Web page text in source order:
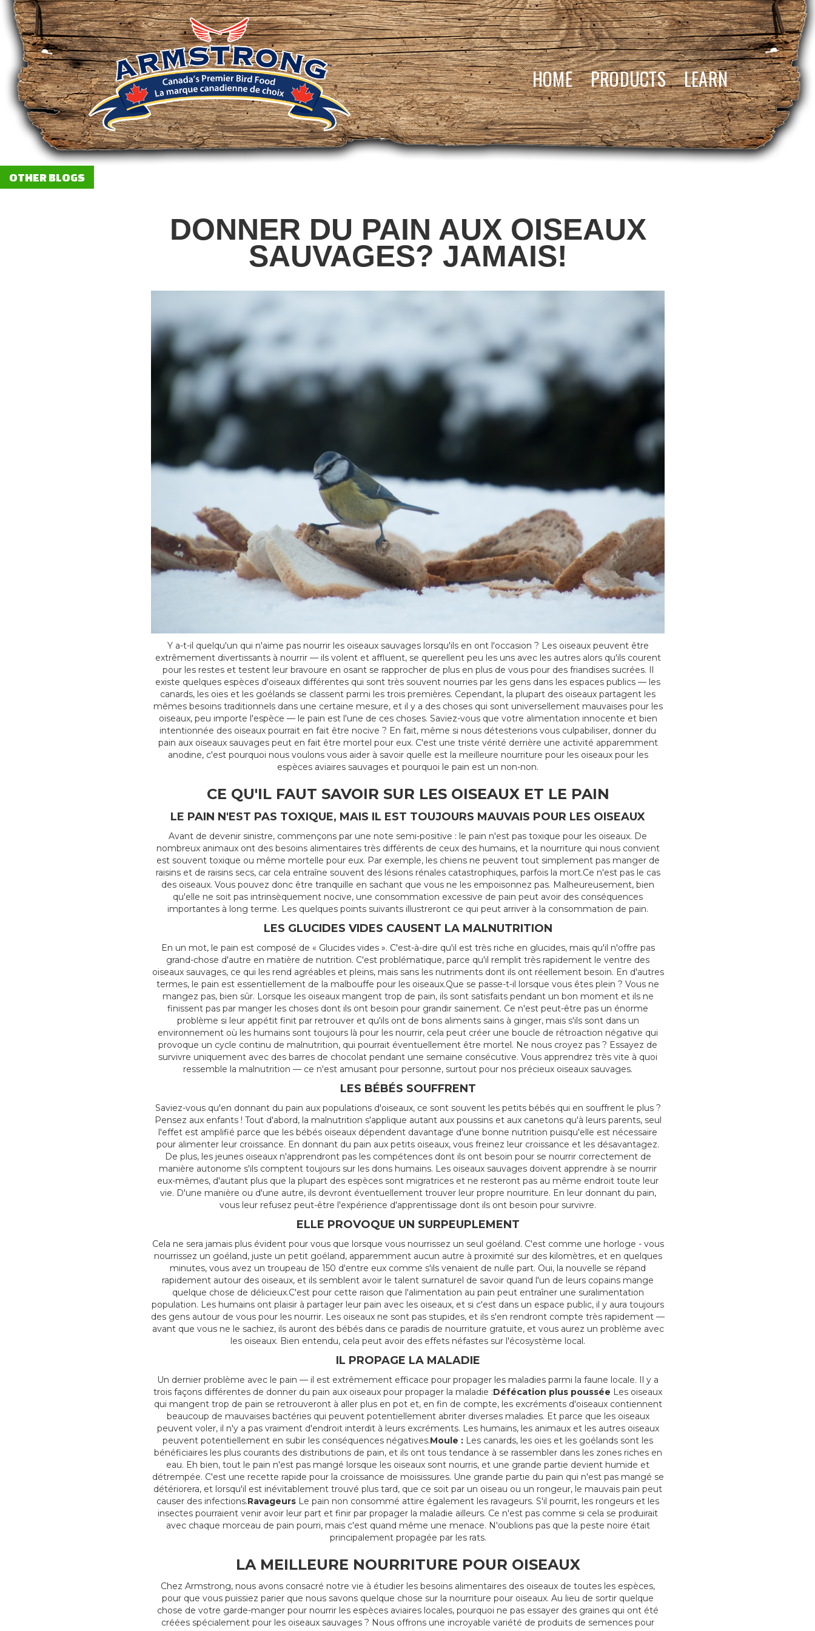
HOME PRODUCTS LEARN
OTHER BLOGS
DONNER DU PAIN AUX OISEAUX
SAUVAGES? JAMAIS!
Y a-t-il quelqu'un qui n'aime pas nourrir les oiseaux sauvages lorsqu'ils en ont l'occasion ? Les oiseaux peuvent être
extrêmement divertissants à nourrir — ils volent et affluent, se querellent peu les uns avec les autres alors qu'ils courent
pour les restes et testent leur bravoure en osant se rapprocher de plus en plus de vous pour des friandises sucrées. Il
existe quelques espèces d'oiseaux différentes qui sont très souvent nourries par les gens dans les espaces publics — les
canards, les oies et les goélands se classent parmi les trois premières. Cependant, la plupart des oiseaux partagent les
mêmes besoins traditionnels dans une certaine mesure, et il y a des choses qui sont universellement mauvaises pour les
oiseaux, peu importe l'espèce — le pain est l'une de ces choses. Saviez-vous que votre alimentation innocente et bien
intentionnée des oiseaux pourrait en fait être nocive ? En fait, même si nous détesterions vous culpabiliser, donner du
pain aux oiseaux sauvages peut en fait être mortel pour eux. C'est une triste vérité derrière une activité apparemment
anodine, c'est pourquoi nous voulons vous aider à savoir quelle est la meilleure nourriture pour les oiseaux pour les
espèces aviaires sauvages et pourquoi le pain est un non-non.
CE QU'IL FAUT SAVOIR SUR LES OISEAUX ET LE PAIN
LE PAIN N'EST PAS TOXIQUE, MAIS IL EST TOUJOURS MAUVAIS POUR LES OISEAUX
Avant de devenir sinistre, commençons par une note semi-positive : le pain n'est pas toxique pour les oiseaux. De
nombreux animaux ont des besoins alimentaires très différents de ceux des humains, et la nourriture qui nous convient
est souvent toxique ou même mortelle pour eux. Par exemple, les chiens ne peuvent tout simplement pas manger de
raisins et de raisins secs, car cela entraîne souvent des lésions rénales catastrophiques, parfois la mort.Ce n'est pas le cas
des oiseaux. Vous pouvez donc être tranquille en sachant que vous ne les empoisonnez pas. Malheureusement, bien
qu'elle ne soit pas intrinsèquement nocive, une consommation excessive de pain peut avoir des conséquences
importantes à long terme. Les quelques points suivants illustreront ce qui peut arriver à la consommation de pain.
LES GLUCIDES VIDES CAUSENT LA MALNUTRITION
En un mot, le pain est composé de « Glucides vides ». C'est-à-dire qu'il est très riche en glucides, mais qu'il n'offre pas
grand-chose d'autre en matière de nutrition. C'est problématique, parce qu'il remplit très rapidement le ventre des
oiseaux sauvages, ce qui les rend agréables et pleins, mais sans les nutriments dont ils ont réellement besoin. En d'autres
termes, le pain est essentiellement de la malbouffe pour les oiseaux.Que se passe-t-il lorsque vous êtes plein ? Vous ne
mangez pas, bien sûr. Lorsque les oiseaux mangent trop de pain, ils sont satisfaits pendant un bon moment et ils ne
finissent pas par manger les choses dont ils ont besoin pour grandir sainement. Ce n'est peut-être pas un énorme
problème si leur appétit finit par retrouver et qu'ils ont de bons aliments sains à ginger, mais s'ils sont dans un
environnement où les humains sont toujours là pour les nourrir, cela peut créer une boucle de rétroaction négative qui
provoque un cycle continu de malnutrition, qui pourrait éventuellement être mortel. Ne nous croyez pas ? Essayez de
survivre uniquement avec des barres de chocolat pendant une semaine consécutive. Vous apprendrez très vite à quoi
ressemble la malnutrition — ce n'est amusant pour personne, surtout pour nos précieux oiseaux sauvages.
LES BÉBÉS SOUFFRENT
Saviez-vous qu'en donnant du pain aux populations d'oiseaux, ce sont souvent les petits bébés qui en souffrent le plus ?
Pensez aux enfants ! Tout d'abord, la malnutrition s'applique autant aux poussins et aux canetons qu'à leurs parents, seul
l'effet est amplifié parce que les bébés oiseaux dépendent davantage d'une bonne nutrition puisqu'elle est nécessaire
pour alimenter leur croissance. En donnant du pain aux petits oiseaux, vous freinez leur croissance et les désavantagez.
De plus, les jeunes oiseaux n'apprendront pas les compétences dont ils ont besoin pour se nourrir correctement de
manière autonome s'ils comptent toujours sur les dons humains. Les oiseaux sauvages doivent apprendre à se nourrir
eux-mêmes, d'autant plus que la plupart des espèces sont migratrices et ne resteront pas au même endroit toute leur
vie. D'une manière ou d'une autre, ils devront éventuellement trouver leur propre nourriture. En leur donnant du pain,
vous leur refusez peut-être l'expérience d'apprentissage dont ils ont besoin pour survivre.
ELLE PROVOQUE UN SURPEUPLEMENT
Cela ne sera jamais plus évident pour vous que lorsque vous nourrissez un seul goéland. C'est comme une horloge - vous
nourrissez un goéland, juste un petit goéland, apparemment aucun autre à proximité sur des kilomètres, et en quelques
minutes, vous avez un troupeau de 150 d'entre eux comme s'ils venaient de nulle part. Oui, la nouvelle se répand
rapidement autour des oiseaux, et ils semblent avoir le talent surnaturel de savoir quand l'un de leurs copains mange
quelque chose de délicieux.C'est pour cette raison que l'alimentation au pain peut entraîner une suralimentation
population. Les humains ont plaisir à partager leur pain avec les oiseaux, et si c'est dans un espace public, il y aura toujours
des gens autour de vous pour les nourrir. Les oiseaux ne sont pas stupides, et ils s'en rendront compte très rapidement —
avant que vous ne le sachiez, ils auront des bébés dans ce paradis de nourriture gratuite, et vous aurez un problème avec
les oiseaux. Bien entendu, cela peut avoir des effets néfastes sur l'écosystème local.
IL PROPAGE LA MALADIE
Un dernier problème avec le pain — il est extrêmement efficace pour propager les maladies parmi la faune locale. Il y a
trois façons différentes de donner du pain aux oiseaux pour propager la maladie :Défécation plus poussée Les oiseaux
qui mangent trop de pain se retrouveront à aller plus en pot et, en fin de compte, les excréments d'oiseaux contiennent
beaucoup de mauvaises bactéries qui peuvent potentiellement abriter diverses maladies. Et parce que les oiseaux
peuvent voler, il n'y a pas vraiment d'endroit interdit à leurs excréments. Les humains, les animaux et les autres oiseaux
peuvent potentiellement en subir les conséquences négatives.Moule : Les canards, les oies et les goélands sont les
bénéficiaires les plus courants des distributions de pain, et ils ont tous tendance à se rassembler dans les zones riches en
eau. Eh bien, tout le pain n'est pas mangé lorsque les oiseaux sont nourris, et une grande partie devient humide et
détrempée. C'est une recette rapide pour la croissance de moisissures. Une grande partie du pain qui n'est pas mangé se
détériorera, et lorsqu'il est inévitablement trouvé plus tard, que ce soit par un oiseau ou un rongeur, le mauvais pain peut
causer des infections.Ravageurs Le pain non consommé attire également les ravageurs. S'il pourrit, les rongeurs et les
insectes pourraient venir avoir leur part et finir par propager la maladie ailleurs. Ce n'est pas comme si cela se produirait
avec chaque morceau de pain pourri, mais c'est quand même une menace. N'oublions pas que la peste noire était
principalement propagée par les rats.
LA MEILLEURE NOURRITURE POUR OISEAUX
Chez Armstrong, nous avons consacré notre vie à étudier les besoins alimentaires des oiseaux de toutes les espèces,
pour que vous puissiez parier que nous savons quelque chose sur la nourriture pour oiseaux. Au lieu de sortir quelque
chose de votre garde-manger pour nourrir les espèces aviaires locales, pourquoi ne pas essayer des graines qui ont été
créées spécialement pour les oiseaux sauvages ? Nous offrons une incroyable variété de produits de semences pour